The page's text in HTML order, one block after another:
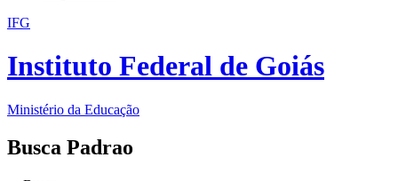
IFG
Instituto Federal de Goiás
Ministério da Educação
Busca Padrao